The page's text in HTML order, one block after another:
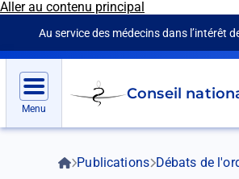
Aller au contenu principal
Au service des médecins dans l’intérêt
Menu
to
Conseil
Fil Accueil
Publications Débats de
Panneau de gestion des cookies